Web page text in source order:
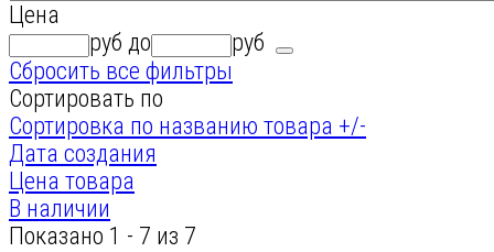
Цена
руб до
руб
Сбросить все фильтры
Сортировать по
Сортировка по названию товара +/-
Дата создания
Цена товара
В наличии
Показано 1 - 7 из 7